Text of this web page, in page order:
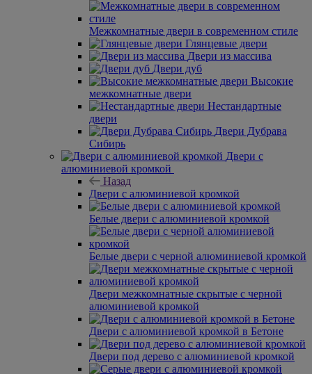
Межкомнатные двери в современном стиле
Глянцевые двери
Двери из массива
Двери дуб
Высокие
межкомнатные двери
Нестандартные
двери
Двери Дубрава
Сибирь
Двери с
алюминиевой кромкой
Назад
Двери с алюминиевой кромкой
Белые двери с алюминиевой кромкой
Белые двери с черной алюминиевой кромкой
Двери межкомнатные скрытые с черной
алюминиевой кромкой
Двери с алюминиевой кромкой в Бетоне
Двери под дерево с алюминиевой кромкой